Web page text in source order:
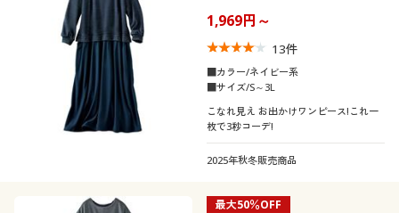
1,969円～
13件
■カラー/ネイビー系
■サイズ/S～3L
こなれ見え お出かけワンピース!これ一
枚で3秒コーデ!
2025年秋冬販売商品
最大50％OFF